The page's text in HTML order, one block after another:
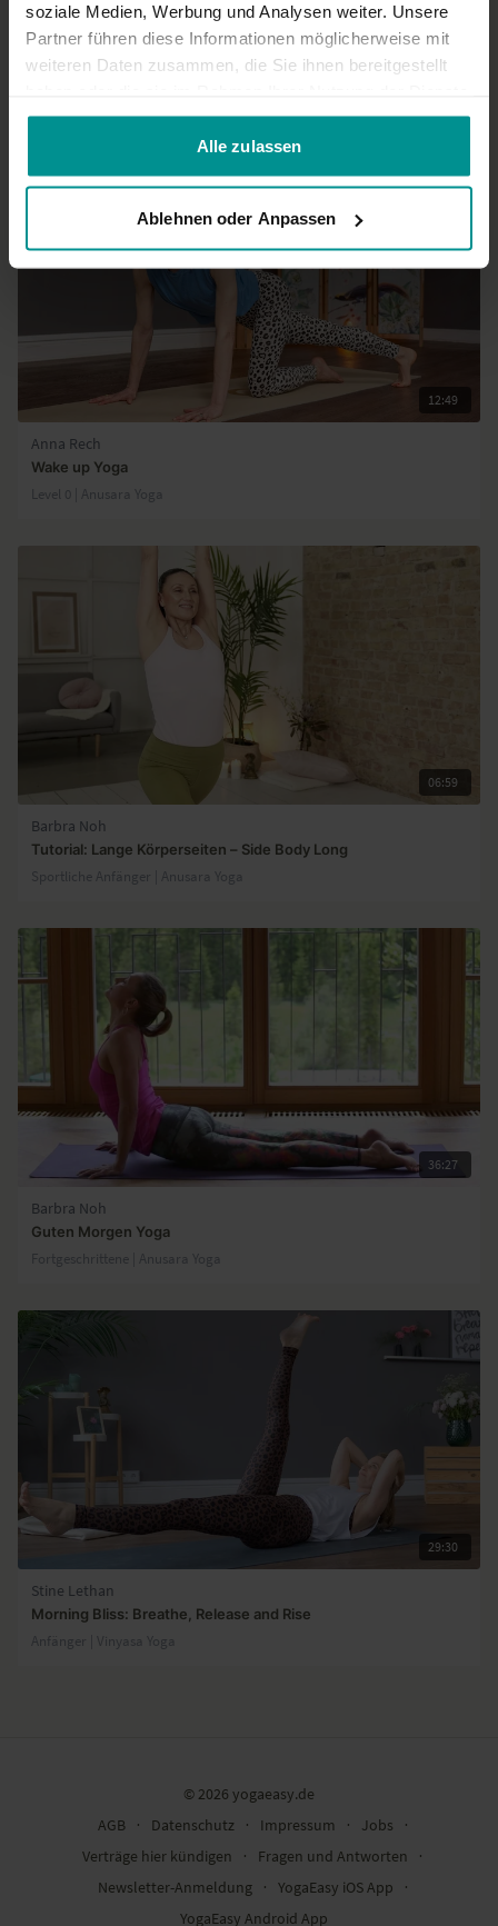
soziale Medien, Werbung und Analysen weiter. Unsere
Partner führen diese Informationen möglicherweise mit
weiteren Daten zusammen, die Sie ihnen bereitgestellt
gesammelt haben.
Alle zulassen
Ablehnen oder Anpassen
Mehr laden
Ähnliche Videos
12:49
Anna Rech
Wake up Yoga
Level 0 | Anusara Yoga
06:59
Barbra Noh
Tutorial: Lange Körperseiten – Side Body Long
Sportliche Anfänger | Anusara Yoga
36:27
Barbra Noh
Guten Morgen Yoga
Fortgeschrittene | Anusara Yoga
29:30
Stine Lethan
Morning Bliss: Breathe, Release and Rise
Anfänger | Vinyasa Yoga
© 2026 yogaeasy.de
AGB
∙ Datenschutz ∙ Impressum ∙ Jobs
∙
Verträge hier kündigen
∙ Fragen und Antworten
∙
Newsletter-Anmeldung
∙ YogaEasy iOS App
∙
YogaEasy Android App